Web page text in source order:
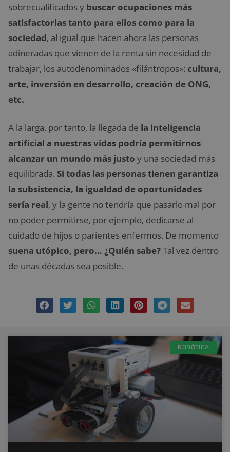
sobrecualificados y buscar ocupaciones más
satisfactorias tanto para ellos como para la
sociedad, al igual que hacen ahora las personas
adineradas que vienen de la renta sin necesidad de
trabajar, los autodenominados «filántropos»: cultura,
arte, inversión en desarrollo, creación de ONG,
etc.
A la larga, por tanto, la llegada de la inteligencia
artificial a nuestras vidas podría permitirnos
alcanzar un mundo más justo y una sociedad más
equilibrada. Si todas las personas tienen garantiza
la subsistencia, la igualdad de oportunidades
sería real, y la gente no tendría que pasarlo mal por
no poder permitirse, por ejemplo, dedicarse al
cuidado de hijos o parientes enfermos. De momento
suena utópico, pero… ¿Quién sabe?Tal vez dentro
de unas décadas sea posible.
ROBÓTICA